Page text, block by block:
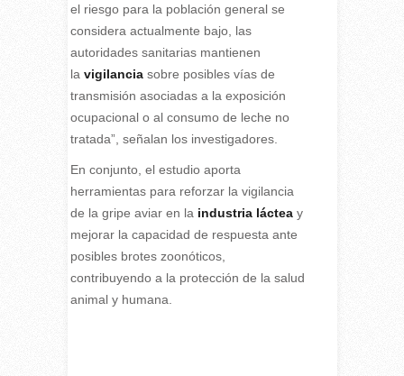
el riesgo para la población general se
considera actualmente bajo, las
autoridades sanitarias mantienen
la vigilanciasobre posibles vías de
transmisión asociadas a la exposición
ocupacional o al consumo de leche no
tratada”, señalan los investigadores.
En conjunto, el estudio aporta
herramientas para reforzar la vigilancia
de la gripe aviar en la industria lácteay
mejorar la capacidad de respuesta ante
posibles brotes zoonóticos,
contribuyendo a la protección de la salud
animal y humana.